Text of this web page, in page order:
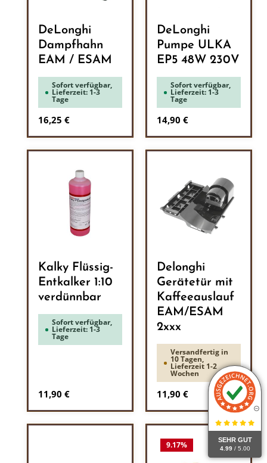
SEHR GUT
4.99 / 5.00
DeLonghi
Dampfhahn
EAM / ESAM
Sofort verfügbar,
Lieferzeit: 1-3
Tage
Regulärer Preis:
16,25 €
DeLonghi
Pumpe ULKA
EP5 48W 230V
Sofort verfügbar,
Lieferzeit: 1-3
Tage
Regulärer Preis:
14,90 €
Kalky Flüssig-
Entkalker 1:10
verdünnbar
Sofort verfügbar,
Lieferzeit: 1-3
Tage
Regulärer Preis:
11,90 €
Delonghi
Gerätetür mit
Kaffeeauslauf
EAM/ESAM
2xxx
Versandfertig in
10 Tagen,
Lieferzeit 1-2
Wochen
Regulärer Preis:
11,90 €
9.17%